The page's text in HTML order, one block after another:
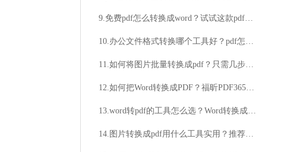
9.免费pdf怎么转换成word？试试这款pdf转word工具
10.办公文件格式转换哪个工具好？pdf怎么转换成图片？
11.如何将图片批量转换成pdf？只需几步就行
12.如何把Word转换成PDF？福昕PDF365可以帮助大家快速进行转换
13.word转pdf的工具怎么选？Word转换成PDF的方法介绍
14.图片转换成pdf用什么工具实用？推荐大家一个图片转pdf方法